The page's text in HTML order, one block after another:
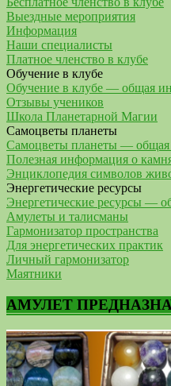
Выездные мероприятия
Информация
Наши специалисты
Платное членство в клубе
Обучение в клубе
Обучение в клубе — общая
Отзывы учеников
Школа Планетарной Магии
Самоцветы планеты
Самоцветы планеты —
Полезная информация о
Энциклопедия символов
Энергетические ресурсы
Энергетические ресурсы —
Амулеты и талисманы
Гармонизатор пространства
Для энергетических практик
Личный гармонизатор
Маятники
АМУЛЕТ